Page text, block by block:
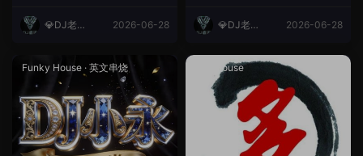
💎DJ老王
2026-06-28
💎DJ老王
2026-06-28
Funky House · 英文串烧 成都House